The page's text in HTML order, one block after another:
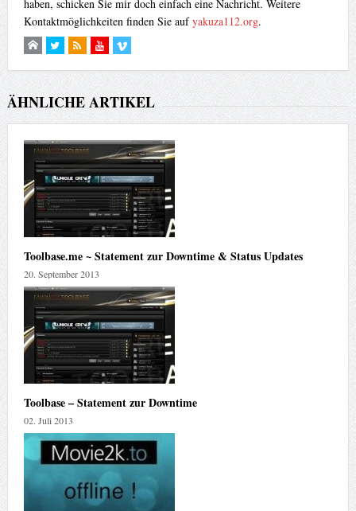
haben, schicken Sie mir doch einfach eine Nachricht. Weitere
Kontaktmöglichkeiten finden Sie aufyakuza112.org.
ÄHNLICHE ARTIKEL
Toolbase.me ~ Statement zur Downtime & Status Updates
20. September 2013
Toolbase – Statement zur Downtime
02. Juli 2013